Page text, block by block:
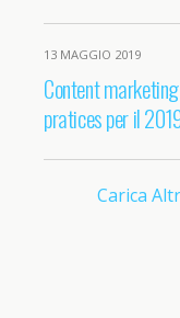
13 MAGGIO 2019
Content
pratices per il
Carica